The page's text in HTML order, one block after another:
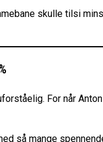
skulle tilsi
For når
så mange